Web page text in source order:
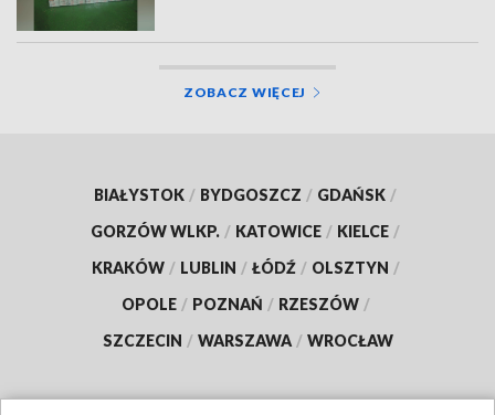
ZOBACZ WIĘCEJ
BIAŁYSTOK / BYDGOSZCZ / GDAŃSK /
GORZÓW WLKP. / KATOWICE / KIELCE /
KRAKÓW / LUBLIN / ŁÓDŹ / OLSZTYN /
OPOLE / POZNAŃ / RZESZÓW /
SZCZECIN / WARSZAWA / WROCŁAW